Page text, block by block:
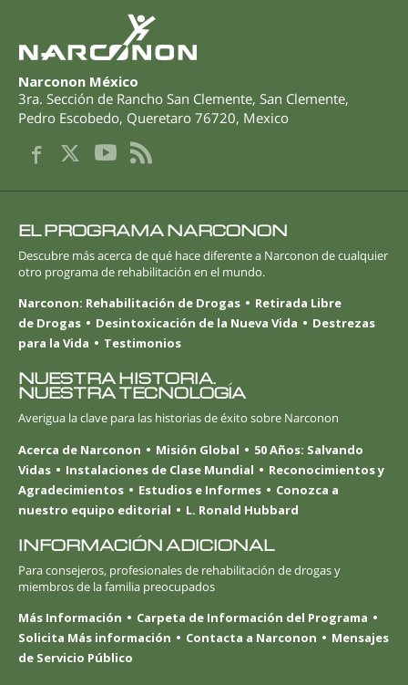
Narconon México
3ra. Sección de Rancho San Clemente, San Clemente,
Pedro Escobedo, Queretaro 76720, Mexico
EL PROGRAMA NARCONON
Descubre más acerca de qué hace diferente a Narconon de cualquier
otro programa de rehabilitación en el mundo.
Narconon: Rehabilitación de Drogas
Retirada Libre
de Drogas
Desintoxicación de la Nueva Vida
Destrezas
para la Vida
Testimonios
NUESTRA HISTORIA.
NUESTRA TECNOLOGÍA
Averigua la clave para las historias de éxito sobre Narconon
Acerca de Narconon
Misión Global
50 Años: Salvando
Vidas
Instalaciones de Clase Mundial
Reconocimientos y
Agradecimientos
Estudios e Informes
Conozca a
nuestro equipo editorial
L. Ronald Hubbard
INFORMACIÓN ADICIONAL
Para consejeros, profesionales de rehabilitación de drogas y
miembros de la familia preocupados
Más Información
Carpeta de Información del Programa
Solicita Más información
Contacta a Narconon
Mensajes
de Servicio Público